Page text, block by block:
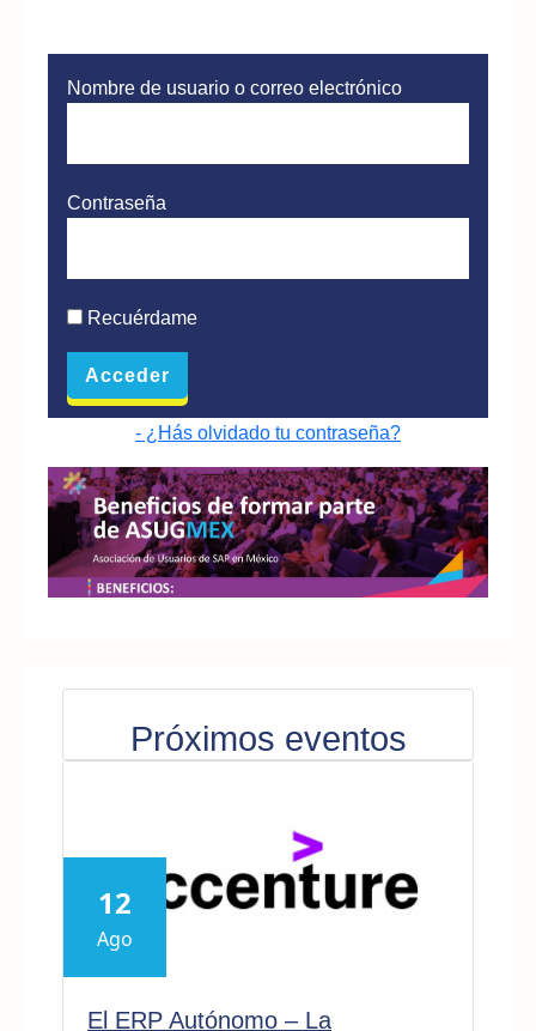
Nombre de usuario o correo electrónico
Contraseña
Recuérdame
- ¿Hás olvidado tu contraseña?
Próximos eventos
12
Ago
El ERP Autónomo – La